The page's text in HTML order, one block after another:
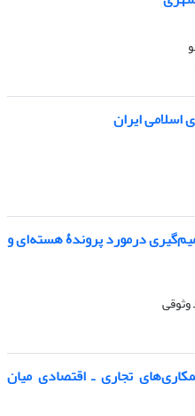
ایران
درمورد پروندۀ هسته‌ای و
وثوقی
تجاری ـ اقتصادی میان